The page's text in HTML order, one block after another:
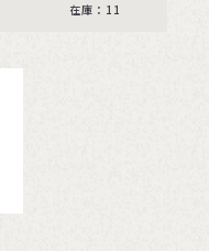
在庫：11